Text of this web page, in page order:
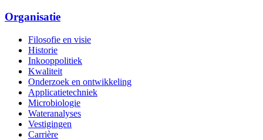
Organisatie
Filosofie en visie
Historie
Inkooppolitiek
Kwaliteit
Onderzoek en ontwikkeling
Applicatietechniek
Microbiologie
Wateranalyses
Vestigingen
Carrière